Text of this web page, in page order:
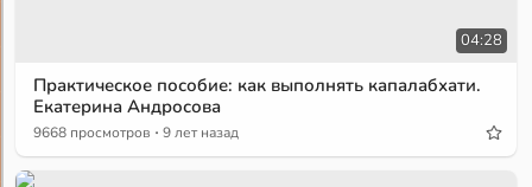
04:28
Практическое пособие: как выполнять капалабхати.
Екатерина Андросова
9668 просмотров · 9 лет назад